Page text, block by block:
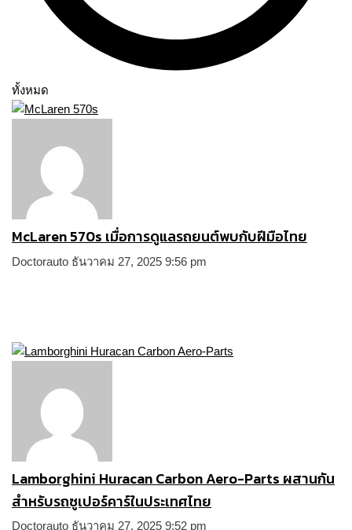
ทั้งหมด
McLaren 570s เมื่อการดูแลรถยนต์พบกับฝีมือไทย
Doctorauto ธันวาคม 27, 2025 9:56 pm
Lamborghini Huracan Carbon Aero-Parts ผสานกัน
สำหรับรถซูเปอร์คาร์ในประเทศไทย
Doctorauto ธันวาคม 27, 2025 9:52 pm